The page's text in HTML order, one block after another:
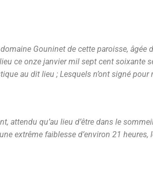
Gouninet de cette paroisse, âgée
ce onze janvier mil sept cent soixante
au dit lieu ; Lesquels n’ont signé
attendu qu’au lieu d’être dans le
extrême faiblesse d’environ 21